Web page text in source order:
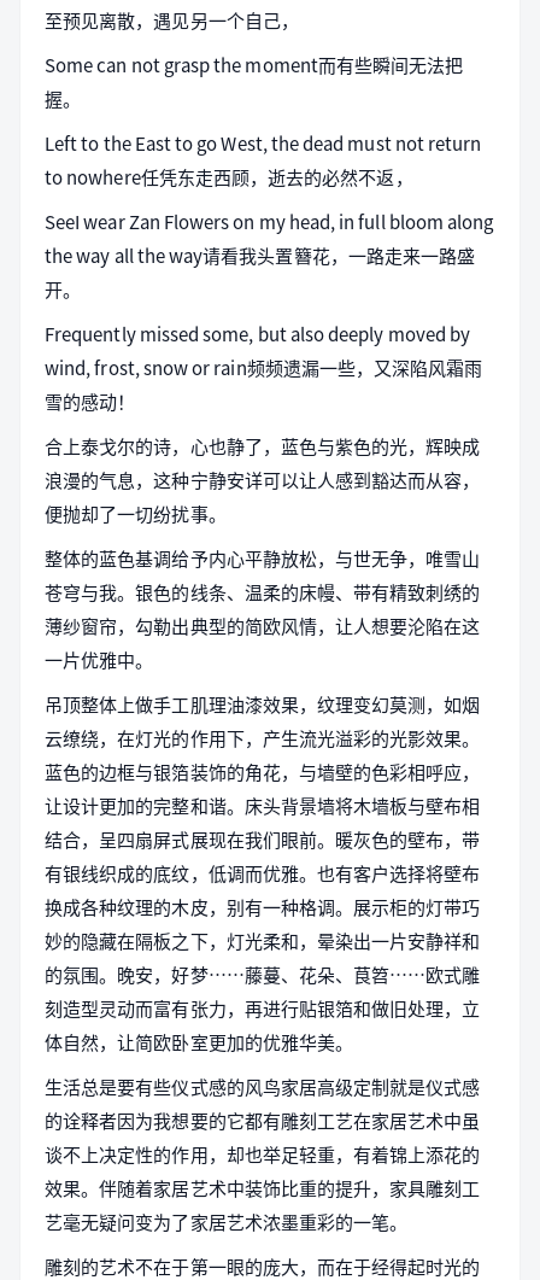
至预见离散，遇见另一个自己，
Some can not grasp the moment而有些瞬间无法把
握。
Left to the East to go West, the dead must not return
to nowhere任凭东走西顾，逝去的必然不返，
SeeI wear Zan Flowers on my head, in full bloom along
the way all the way请看我头置簪花，一路走来一路盛
开。
Frequently missed some, but also deeply moved by
wind, frost, snow or rain频频遗漏一些，又深陷风霜雨
雪的感动！
合上泰戈尔的诗，心也静了，蓝色与紫色的光，辉映成
浪漫的气息，这种宁静安详可以让人感到豁达而从容，
便抛却了一切纷扰事。
整体的蓝色基调给予内心平静放松，与世无争，唯雪山
苍穹与我。银色的线条、温柔的床幔、带有精致刺绣的
薄纱窗帘，勾勒出典型的简欧风情，让人想要沦陷在这
一片优雅中。
吊顶整体上做手工肌理油漆效果，纹理变幻莫测，如烟
云缭绕，在灯光的作用下，产生流光溢彩的光影效果。
蓝色的边框与银箔装饰的角花，与墙壁的色彩相呼应，
让设计更加的完整和谐。床头背景墙将木墙板与壁布相
结合，呈四扇屏式展现在我们眼前。暖灰色的壁布，带
有银线织成的底纹，低调而优雅。也有客户选择将壁布
换成各种纹理的木皮，别有一种格调。展示柜的灯带巧
妙的隐藏在隔板之下，灯光柔和，晕染出一片安静祥和
的氛围。晚安，好梦……藤蔓、花朵、茛笤……欧式雕
刻造型灵动而富有张力，再进行贴银箔和做旧处理，立
体自然，让简欧卧室更加的优雅华美。
生活总是要有些仪式感的风鸟家居高级定制就是仪式感
的诠释者因为我想要的它都有雕刻工艺在家居艺术中虽
谈不上决定性的作用，却也举足轻重，有着锦上添花的
效果。伴随着家居艺术中装饰比重的提升，家具雕刻工
艺毫无疑问变为了家居艺术浓墨重彩的一笔。
雕刻的艺术不在于第一眼的庞大，而在于经得起时光的